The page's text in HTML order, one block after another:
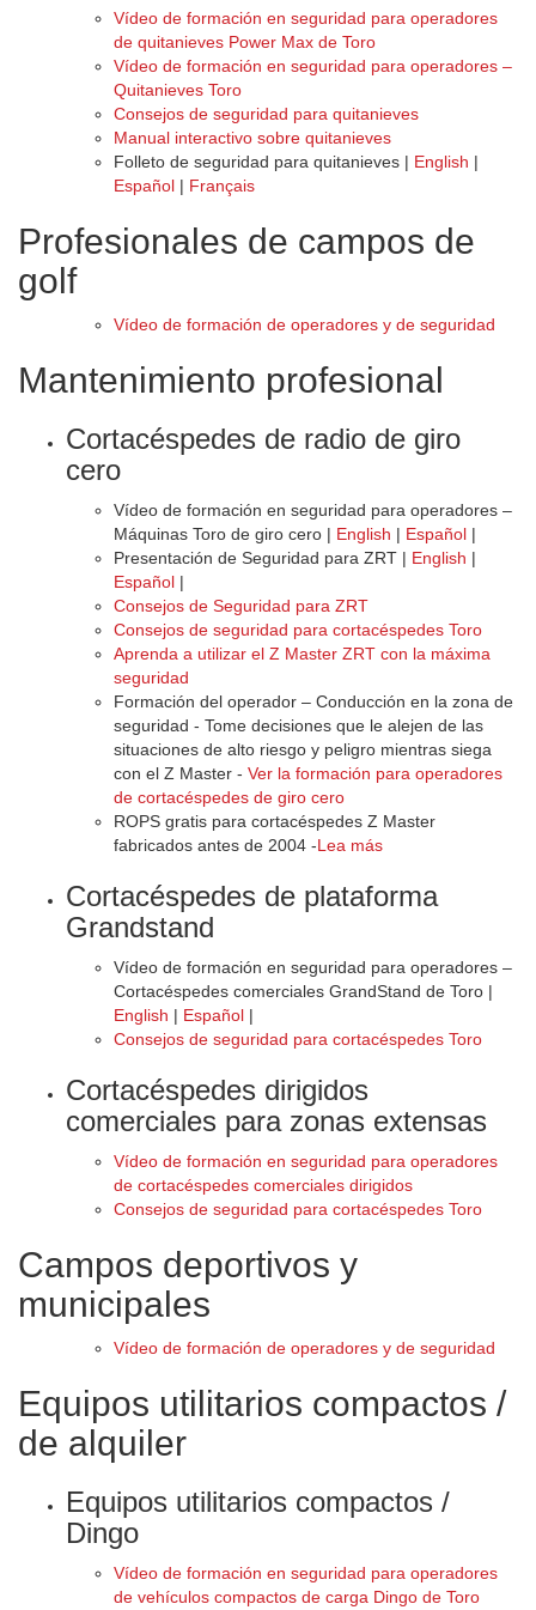
Vídeo de formación en seguridad para operadores
de quitanieves Power Max de Toro
Vídeo de formación en seguridad para operadores –
Quitanieves Toro
Consejos de seguridad para quitanieves
Manual interactivo sobre quitanieves
Folleto de seguridad para quitanieves | English |
Español | Français
Profesionales de campos de
golf
Vídeo de formación de operadores y de seguridad
Mantenimiento profesional
Cortacéspedes de radio de giro
cero
Vídeo de formación en seguridad para operadores –
Máquinas Toro de giro cero | English | Español |
Presentación de Seguridad para ZRT | English |
Español |
Consejos de Seguridad para ZRT
Consejos de seguridad para cortacéspedes Toro
Aprenda a utilizar el Z Master ZRT con la máxima
seguridad
Formación del operador – Conducción en la zona de
seguridad - Tome decisiones que le alejen de las
situaciones de alto riesgo y peligro mientras siega
con el Z Master - Ver la formación para operadores
de cortacéspedes de giro cero
ROPS gratis para cortacéspedes Z Master
fabricados antes de 2004 -Lea más
Cortacéspedes de plataforma
Grandstand
Vídeo de formación en seguridad para operadores –
Cortacéspedes comerciales GrandStand de Toro |
English | Español |
Consejos de seguridad para cortacéspedes Toro
Cortacéspedes dirigidos
comerciales para zonas extensas
Vídeo de formación en seguridad para operadores
de cortacéspedes comerciales dirigidos
Consejos de seguridad para cortacéspedes Toro
Campos deportivos y
municipales
Vídeo de formación de operadores y de seguridad
Equipos utilitarios compactos /
de alquiler
Equipos utilitarios compactos /
Dingo
Vídeo de formación en seguridad para operadores
de vehículos compactos de carga Dingo de Toro